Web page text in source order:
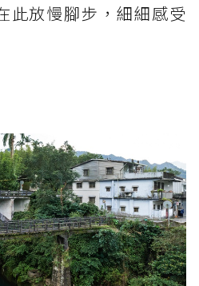
此放慢腳步，細細感受